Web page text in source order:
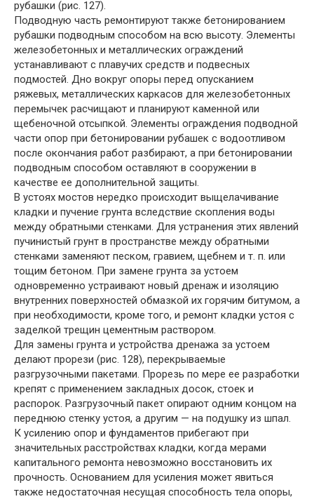
рубашки (рис. 127).
Подводную часть ремонтируют также бетонированием
рубашки подводным способом на всю высоту. Элементы
железобетонных и металлических ограждений
устанавливают с плавучих средств и подвесных
подмостей. Дно вокруг опоры перед опусканием
ряжевых, металлических каркасов для железобетонных
перемычек расчищают и планируют каменной или
щебеночной отсыпкой. Элементы ограждения подводной
части опор при бетонировании рубашек с водоотливом
после окончания работ разбирают, а при бетонировании
подводным способом оставляют в сооружении в
качестве ее дополнительной защиты.
В устоях мостов нередко происходит выщелачивание
кладки и пучение грунта вследствие скопления воды
между обратными стенками. Для устранения этих явлений
пучинистый грунт в пространстве между обратными
стенками заменяют песком, гравием, щебнем и т. п. или
тощим бетоном. При замене грунта за устоем
одновременно устраивают новый дренаж и изоляцию
внутренних поверхностей обмазкой их горячим битумом, а
при необходимости, кроме того, и ремонт кладки устоя с
заделкой трещин цементным раствором.
Для замены грунта и устройства дренажа за устоем
делают прорези (рис. 128), перекрываемые
разгрузочными пакетами. Прорезь по мере ее разработки
крепят с применением закладных досок, стоек и
распорок. Разгрузочный пакет опирают одним концом на
переднюю стенку устоя, а другим — на подушку из шпал.
К усилению опор и фундаментов прибегают при
значительных расстройствах кладки, когда мерами
капитального ремонта невозможно восстановить их
прочность. Основанием для усиления может явиться
также недостаточная несущая способность тела опоры,